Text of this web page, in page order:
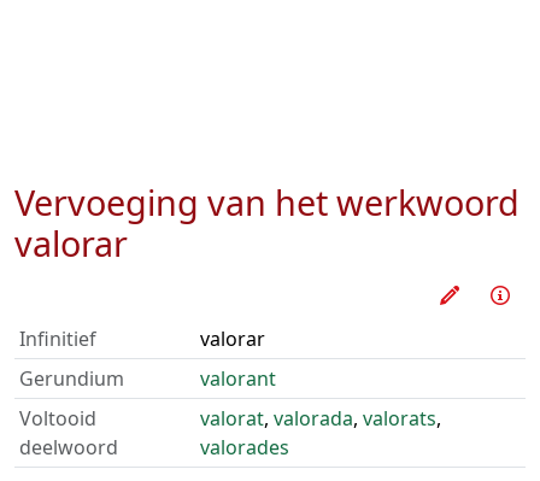
Vervoeging van het werkwoord
valorar
Oefen
Infinitief
valorar
Gerundium
valorant
Voltooid
deelwoord
valorat, valorada, valorats,
valorades